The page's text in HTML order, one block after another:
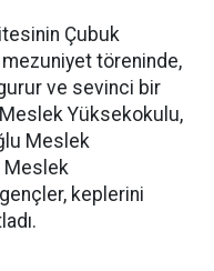
Çubuk
töreninde,
ve sevinci bir
Meslek Yüksekokulu,
Meslek
Meslek
keplerini